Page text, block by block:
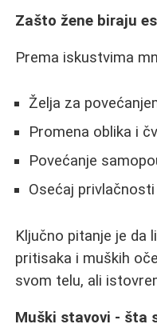
Zašto žene biraju
Prema iskustvima
Želja za
Promena oblika i
Povećanje
Osećaj privlačnosti
Ključno pitanje je da
pritisaka i muških
svom telu, ali
Muški stavovi - šta